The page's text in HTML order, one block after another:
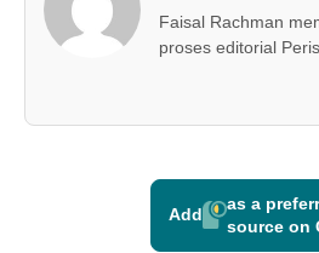
Faisal Rachman
proses editorial
Add
as a
source on